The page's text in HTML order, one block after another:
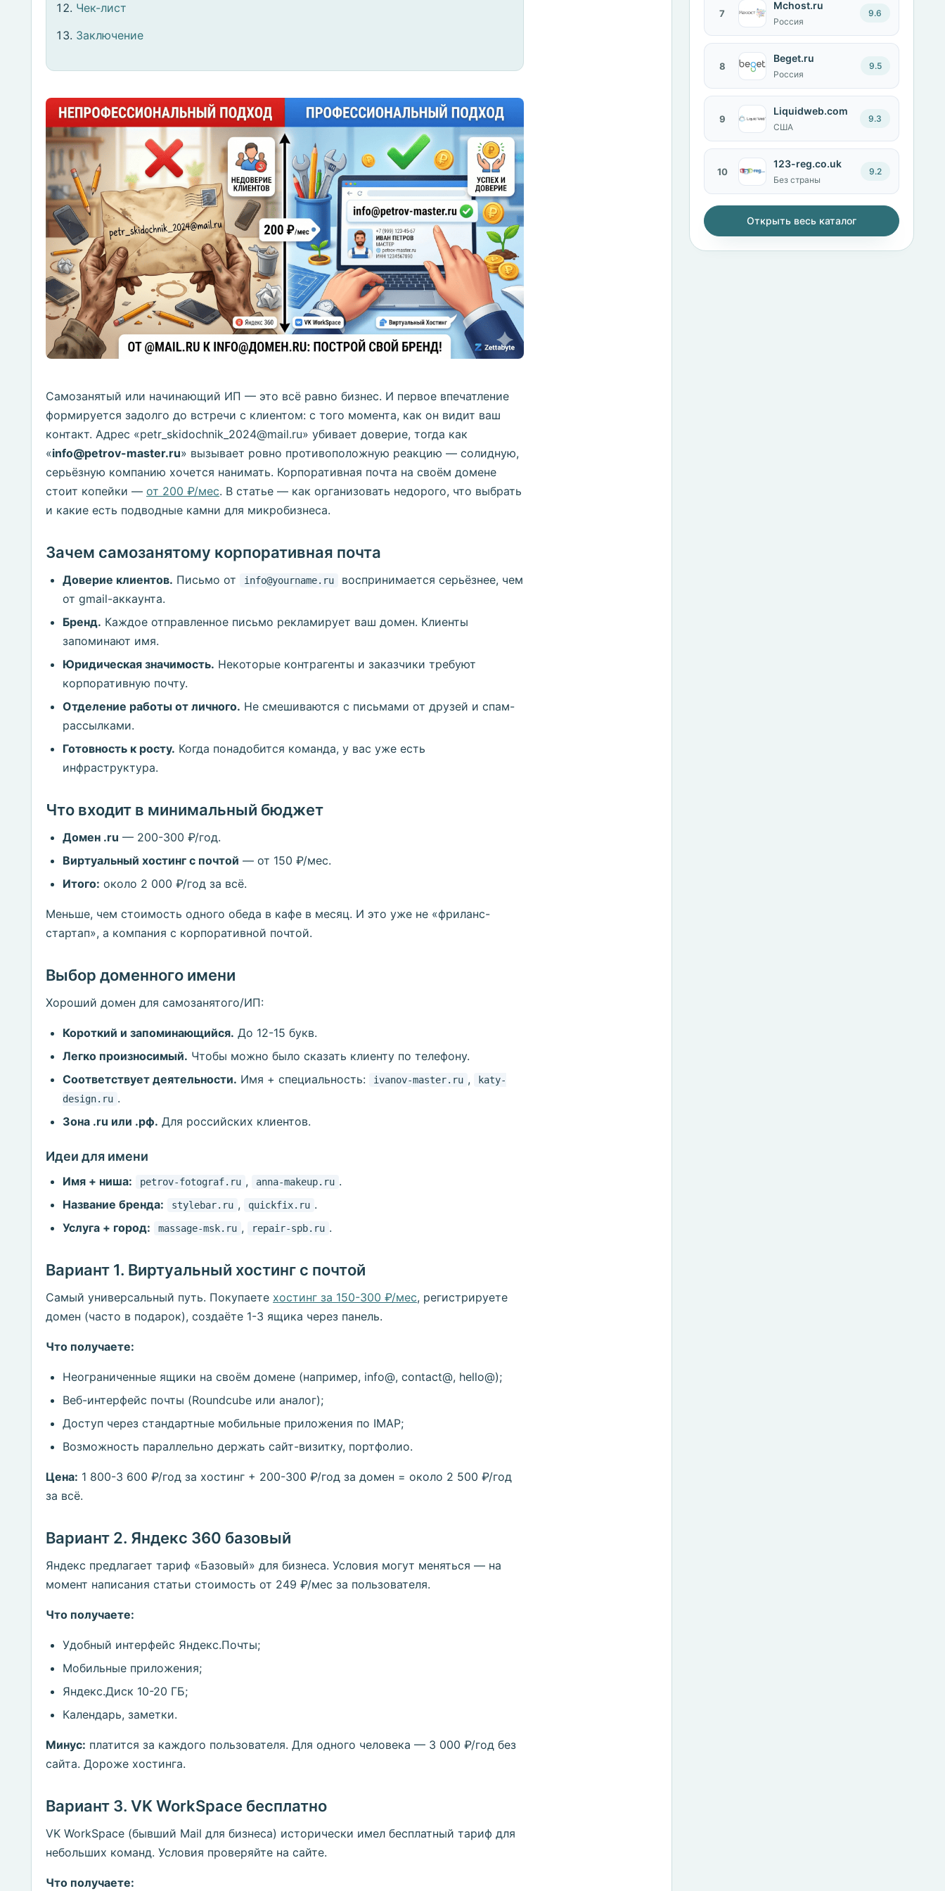
Чек-лист
Заключение
Самозанятый или начинающий ИП — это всё равно бизнес. И первое впечатление
формируется задолго до встречи с клиентом: с того момента, как он видит ваш
контакт. Адрес «petr_skidochnik_2024@mail.ru» убивает доверие, тогда как
«info@petrov-master.ru» вызывает ровно противоположную реакцию — солидную,
серьёзную компанию хочется нанимать. Корпоративная почта на своём домене
стоит копейки — от 200 ₽/мес. В статье — как организовать недорого, что выбрать
и какие есть подводные камни для микробизнеса.
Зачем самозанятому корпоративная почта
Доверие клиентов. Письмо от info@yourname.ru
воспринимается серьёзнее, чем
от gmail-аккаунта.
Бренд. Каждое отправленное письмо рекламирует ваш домен. Клиенты
запоминают имя.
Юридическая значимость. Некоторые контрагенты и заказчики требуют
корпоративную почту.
Отделение работы от личного. Не смешиваются с письмами от друзей и спам-
рассылками.
Готовность к росту. Когда понадобится команда, у вас уже есть
инфраструктура.
Что входит в минимальный бюджет
Домен .ru — 200-300 ₽/год.
Виртуальный хостинг с почтой — от 150 ₽/мес.
Итого: около 2 000 ₽/год за всё.
Меньше, чем стоимость одного обеда в кафе в месяц. И это уже не «фриланс-
стартап», а компания с корпоративной почтой.
Выбор доменного имени
Хороший домен для самозанятого/ИП:
Короткий и запоминающийся. До 12-15 букв.
Легко произносимый. Чтобы можно было сказать клиенту по телефону.
Соответствует деятельности. Имя + специальность: ivanov-master.ru ,
katy-
design.ru .
Зона .ru или .рф. Для российских клиентов.
Идеи для имени
Имя + ниша: petrov-fotograf.ru , anna-makeup.ru .
Название бренда:
stylebar.ru , quickfix.ru .
Услуга + город:
massage-msk.ru , repair-spb.ru .
Вариант 1. Виртуальный хостинг с почтой
Самый универсальный путь. Покупаете хостинг за 150-300 ₽/мес, регистрируете
домен (часто в подарок), создаёте 1-3 ящика через панель.
Что получаете:
Неограниченные ящики на своём домене (например, info@, contact@, hello@);
Веб-интерфейс почты (Roundcube или аналог);
Доступ через стандартные мобильные приложения по IMAP;
Возможность параллельно держать сайт-визитку, портфолио.
Цена: 1 800-3 600 ₽/год за хостинг + 200-300 ₽/год за домен = около 2 500 ₽/год
за всё.
Вариант 2. Яндекс 360 базовый
Яндекс предлагает тариф «Базовый» для бизнеса. Условия могут меняться — на
момент написания статьи стоимость от 249 ₽/мес за пользователя.
Что получаете:
Удобный интерфейс Яндекс.Почты;
Мобильные приложения;
Яндекс.Диск 10-20 ГБ;
Календарь, заметки.
Минус: платится за каждого пользователя. Для одного человека — 3 000 ₽/год без
сайта. Дороже хостинга.
Вариант 3. VK WorkSpace бесплатно
VK WorkSpace (бывший Mail для бизнеса) исторически имел бесплатный тариф для
небольших команд. Условия проверяйте на сайте.
Что получаете:
7
Mchost.ru
Россия
9.6
8
Beget.ru
Россия
9.5
9
Liquidweb.com
США
9.3
10
123-reg.co.uk
Без страны
9.2
Открыть весь каталог